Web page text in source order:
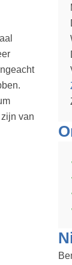
van